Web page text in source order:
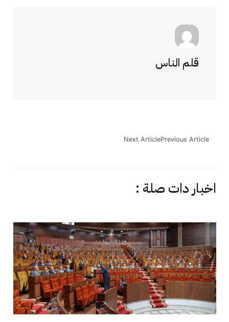
قلم الناس
Previous Article
Next Article
اخبار دات صلة :